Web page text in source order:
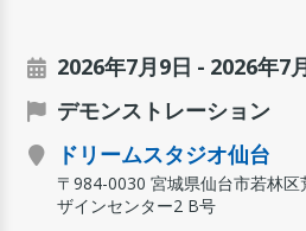
2026年7月9日
2026年7
デモンストレーション
ドリームスタジオ仙台
〒984-0030 宮城県仙台市若林
ザインセンター2 B号